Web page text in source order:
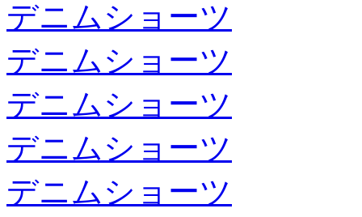
デニムショーツ
デニムショーツ
デニムショーツ
デニムショーツ
デニムショーツ